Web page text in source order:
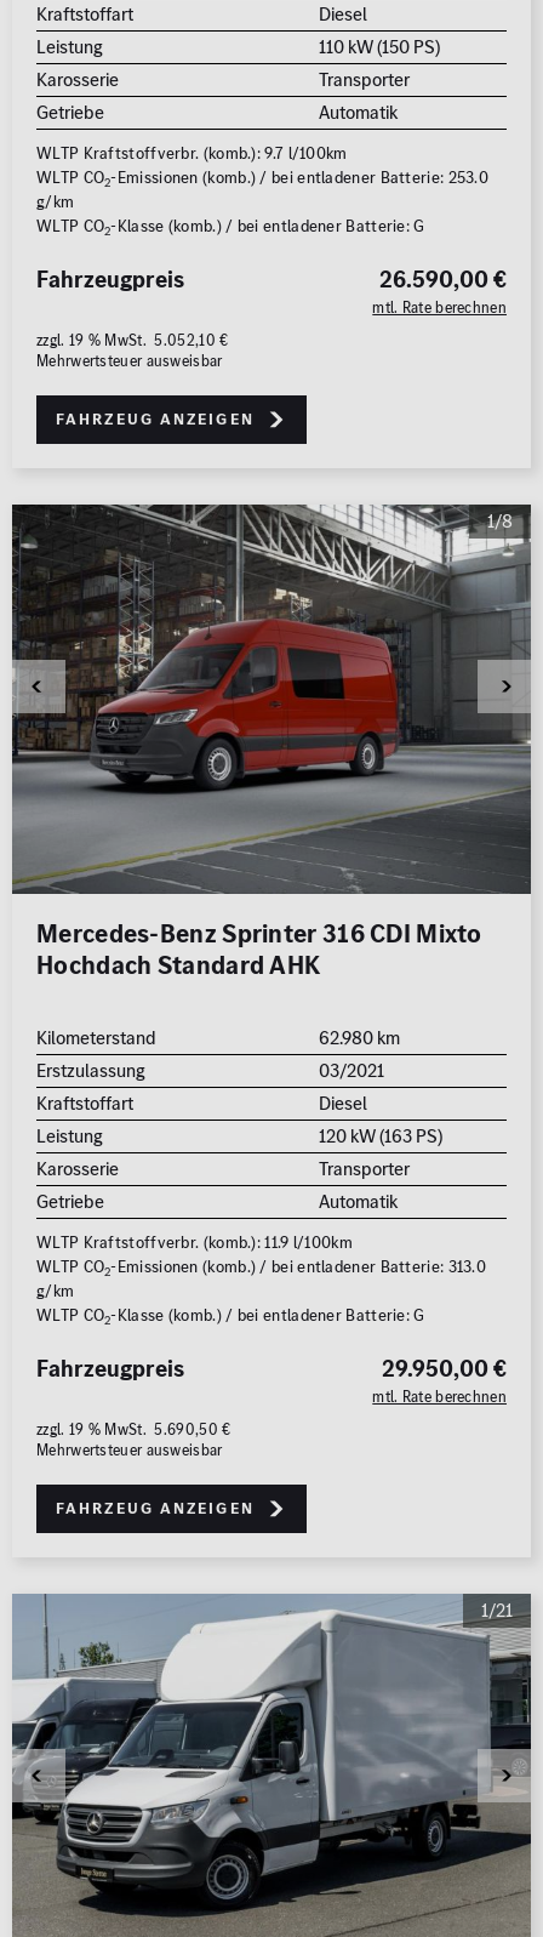
Kraftstoffart
Diesel
Leistung
110 kW (150 PS)
Karosserie
Transporter
Getriebe
Automatik
WLTP Kraftstoffverbr. (komb.): 9.7 l/100km
WLTP CO2-Emissionen (komb.) / bei entladener Batterie: 253.0
g/km
WLTP CO2-Klasse (komb.) / bei entladener Batterie: G
26.590,00 €
mtl. Rate berechnen
Fahrzeugpreis
zzgl. 19 % MwSt. 5.052,10 €
Mehrwertsteuer ausweisbar
Fahrzeug anzeigen
1/8
Mercedes-Benz Sprinter 316 CDI Mixto
Hochdach Standard AHK
Kilometerstand
62.980 km
Erstzulassung
03/2021
Kraftstoffart
Diesel
Leistung
120 kW (163 PS)
Karosserie
Transporter
Getriebe
Automatik
WLTP Kraftstoffverbr. (komb.): 11.9 l/100km
WLTP CO2-Emissionen (komb.) / bei entladener Batterie: 313.0
g/km
WLTP CO2-Klasse (komb.) / bei entladener Batterie: G
29.950,00 €
mtl. Rate berechnen
Fahrzeugpreis
zzgl. 19 % MwSt. 5.690,50 €
Mehrwertsteuer ausweisbar
Fahrzeug anzeigen
1/21